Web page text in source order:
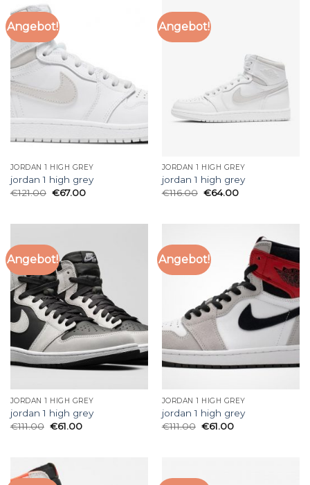
Angebot!
JORDAN 1 HIGH GREY
jordan 1 high grey
€121.00 €67.00
Angebot!
JORDAN 1 HIGH GREY
jordan 1 high grey
€116.00 €64.00
Angebot!
JORDAN 1 HIGH GREY
jordan 1 high grey
€111.00 €61.00
Angebot!
JORDAN 1 HIGH GREY
jordan 1 high grey
€111.00 €61.00